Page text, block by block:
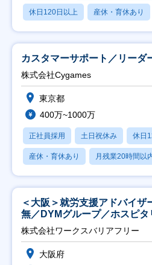
休日120日以上 産休・育休あり
カスタマーサポート／リーダ
株式会社Cygames
東京都
400万~1000万
正社員採用 土日祝休み 休日
産休・育休あり 月残業20時間以
＜大阪＞就労支援アドバイザ
無／DYMグループ／ホスピ
日祝】
株式会社ワークスバリアフリー
大阪府